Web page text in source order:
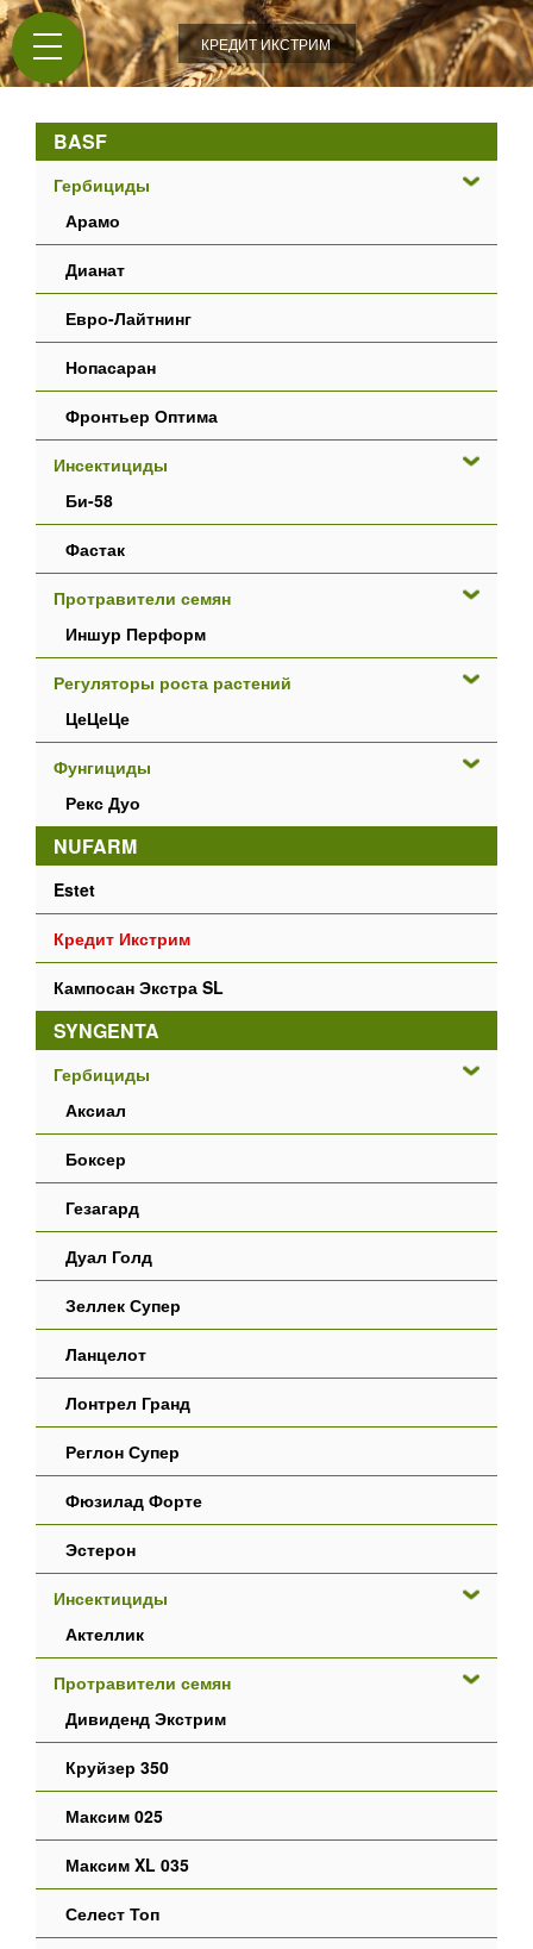
Jump to navigation
КРЕДИТ ИКСТРИМ
BASF
Гербициды
Арамо
Дианат
Евро-Лайтнинг
Нопасаран
Фронтьер Оптима
Инсектициды
Би-58
Фастак
Протравители семян
Иншур Перформ
Регуляторы роста растений
ЦеЦеЦе
Фунгициды
Рекс Дуо
NUFARM
Estet
Кредит Икстрим
Кампосан Экстра SL
SYNGENTA
Гербициды
Аксиал
Боксер
Гезагард
Дуал Голд
Зеллек Супер
Ланцелот
Лонтрел Гранд
Реглон Супер
Фюзилад Форте
Эстерон
Инсектициды
Актеллик
Протравители семян
Дивиденд Экстрим
Круйзер 350
Максим 025
Максим XL 035
Селест Топ